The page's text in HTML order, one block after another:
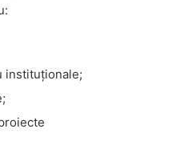
instituționale;